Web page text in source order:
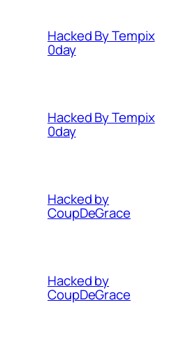
Hacked By Tempix
0day
Hacked By Tempix
0day
Hacked by
CoupDeGrace
Hacked by
CoupDeGrace